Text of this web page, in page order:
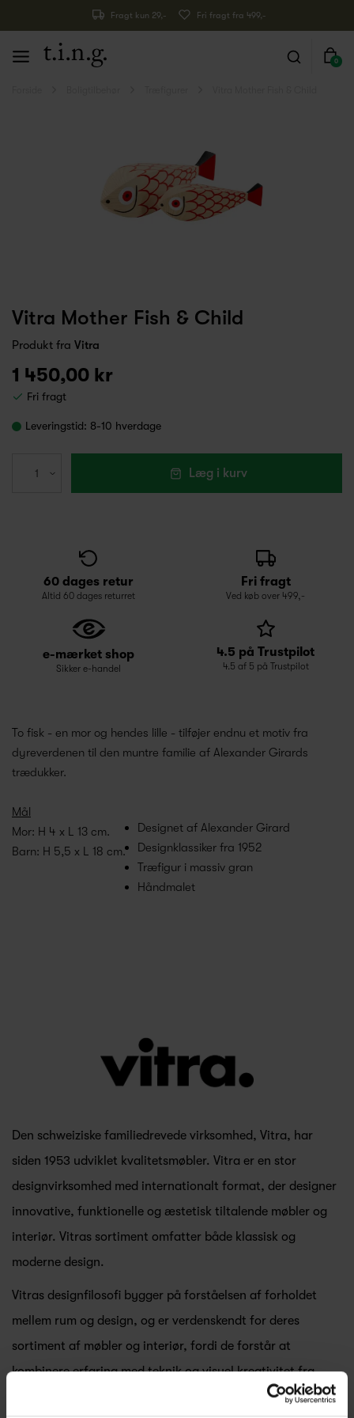
Fragt kun 29,- Fri fragt fra 499,-
0
Vitra Mother Fish & Child
Produkt fra Vitra
1 450,00 kr
Fri fragt
Leveringstid: 8-10 hverdage
Læg i kurv
60 dages retur
Altid 60 dages returret
Fri fragt
Ved køb over 499,-
e-mærket shop
Sikker e-handel
4.5 på Trustpilot
4.5 af 5 på Trustpilot
To fisk - en mor og hendes lille - tilføjer endnu et motiv fra
dyreverdenen til den muntre familie af Alexander Girards
trædukker.
Mål
Mor: H 4 x L 13 cm.
Barn: H 5,5 x L 18 cm.
Designet af Alexander Girard
Designklassiker fra 1952
Træfigur i massiv gran
Håndmalet
Den schweiziske familiedrevede virksomhed, Vitra, har
siden 1953 udviklet kvalitetsmøbler. Vitra er en stor
designvirksomhed med internationalt format, der designer
innovative, funktionelle og æstetisk tiltalende møbler og
interiør. Vitras sortiment omfatter både klassisk og
moderne design.
Vitras designfilosofi bygger på forståelsen af forholdet
mellem rum og design, og er verdenskendt for deres
sortiment af møbler og interiør, fordi de forstår at
kombinere erfaring med teknik og visuel kreativitet fra
samarbejdet med arkitekter og designere. Sammenkogt er